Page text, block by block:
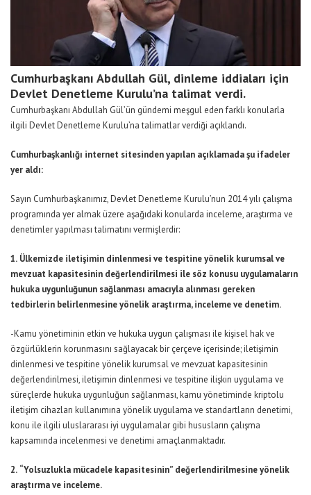
Cumhurbaşkanı Abdullah Gül, dinleme iddiaları için
Devlet Denetleme Kurulu’na talimat verdi.
Cumhurbaşkanı Abdullah Gül’ün gündemi meşgul eden farklı konularla
ilgili Devlet Denetleme Kurulu’na talimatlar verdiği açıklandı.
Cumhurbaşkanlığı internet sitesinden yapılan açıklamada şu ifadeler
yer aldı:
Sayın Cumhurbaşkanımız, Devlet Denetleme Kurulu’nun 2014 yılı çalışma
programında yer almak üzere aşağıdaki konularda inceleme, araştırma ve
denetimler yapılması talimatını vermişlerdir:
1. Ülkemizde iletişimin dinlenmesi ve tespitine yönelik kurumsal ve
mevzuat kapasitesinin değerlendirilmesi ile söz konusu uygulamaların
hukuka uygunluğunun sağlanması amacıyla alınması gereken
tedbirlerin belirlenmesine yönelik araştırma, inceleme ve denetim.
-Kamu yönetiminin etkin ve hukuka uygun çalışması ile kişisel hak ve
özgürlüklerin korunmasını sağlayacak bir çerçeve içerisinde; iletişimin
dinlenmesi ve tespitine yönelik kurumsal ve mevzuat kapasitesinin
değerlendirilmesi, iletişimin dinlenmesi ve tespitine ilişkin uygulama ve
süreçlerde hukuka uygunluğun sağlanması, kamu yönetiminde kriptolu
iletişim cihazları kullanımına yönelik uygulama ve standartların denetimi,
konu ile ilgili uluslararası iyi uygulamalar gibi hususların çalışma
kapsamında incelenmesi ve denetimi amaçlanmaktadır.
2. “Yolsuzlukla mücadele kapasitesinin” değerlendirilmesine yönelik
araştırma ve inceleme.